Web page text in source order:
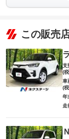
この販売
支
(
車
(
年
走